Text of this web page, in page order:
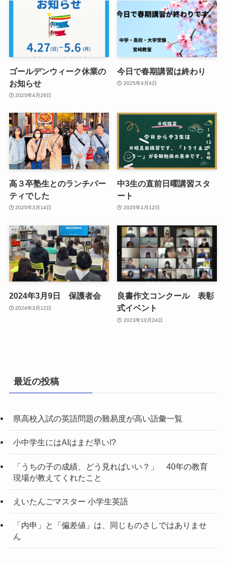
ゴールデンウィーク休業の
お知らせ
2025年4月26日
今日で春期講習は終わり
2025年4月4日
高３卒塾生とのランチパー
ティでした
2025年3月14日
中3生の直前日曜講習スタ
ート
2025年1月12日
2024年3月9日 保護者会
2024年3月12日
良書作文コンクール 表彰
式イベント
2023年10月24日
最近の投稿
県高校入試の英語問題の難易度が高い語彙一覧
小中学生にはAIはまだ早い!?
「うちの子の成績、どう見ればいい？」 40年の教育
現場が教えてくれたこと
えいたんごマスター 小学生英語
「内申」と「偏差値」は、同じものさしではありませ
ん